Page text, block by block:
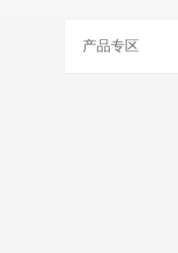
产品专区